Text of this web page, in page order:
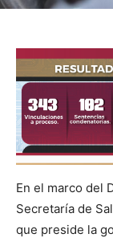
En el marco del
Secretaría de
que preside la